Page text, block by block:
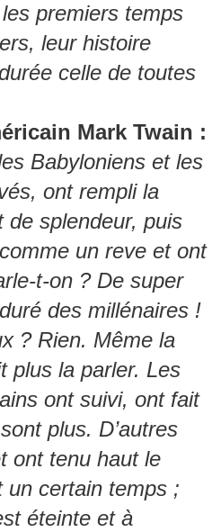
premiers temps
leur histoire
celle de toutes
Mark Twain :
Babyloniens et les
ont rempli la
de splendeur, puis
un reve et ont
t-on ? De super
des millénaires !
? Rien. Même la
plus la parler. Les
ont suivi, ont fait
plus. D’autres
ont tenu haut le
un certain temps ;
éteinte et à